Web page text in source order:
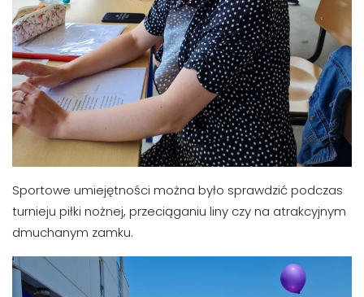
Sportowe umiejętności można było sprawdzić podczas
turnieju piłki nożnej, przeciąganiu liny czy na atrakcyjnym
dmuchanym zamku.